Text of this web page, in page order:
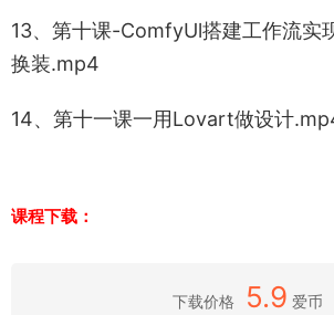
13、第十课-ComfyUl搭建工作流实
换装.mp4
14、第十一课一用Lovart做设计
课程下载：
下载价格 5.9 爱币